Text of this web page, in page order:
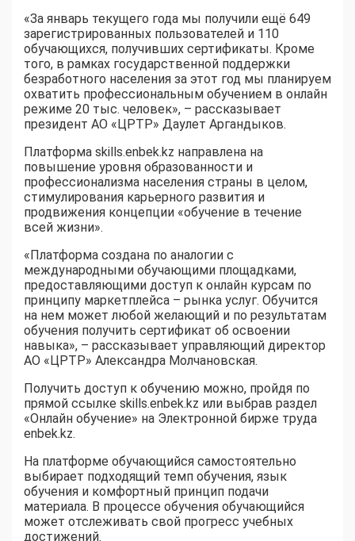
«За январь текущего года мы получили ещё 649
зарегистрированных пользователей и 110
обучающихся, получивших сертификаты. Кроме
того, в рамках государственной поддержки
безработного населения за этот год мы планируем
охватить профессиональным обучением в онлайн
режиме 20 тыс. человек», – рассказывает
президент АО «ЦРТР» Даулет Аргандыков.
Платформа skills.enbek.kz направлена на
повышение уровня образованности и
профессионализма населения страны в целом,
стимулирования карьерного развития и
продвижения концепции «обучение в течение
всей жизни».
«Платформа создана по аналогии с
международными обучающими площадками,
предоставляющими доступ к онлайн курсам по
принципу маркетплейса – рынка услуг. Обучится
на нем может любой желающий и по результатам
обучения получить сертификат об освоении
навыка», – рассказывает управляющий директор
АО «ЦРТР» Александра Молчановская.
Получить доступ к обучению можно, пройдя по
прямой ссылке skills.enbek.kz или выбрав раздел
«Онлайн обучение» на Электронной бирже труда
enbek.kz.
На платформе обучающийся самостоятельно
выбирает подходящий темп обучения, язык
обучения и комфортный принцип подачи
материала. В процессе обучения обучающийся
может отслеживать свой прогресс учебных
достижений.